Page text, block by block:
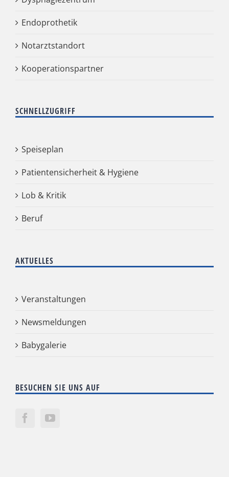
Endoprothetik
Notarztstandort
Kooperationspartner
SCHNELLZUGRIFF
Speiseplan
Patientensicherheit & Hygiene
Lob & Kritik
Beruf
AKTUELLES
Veranstaltungen
Newsmeldungen
Babygalerie
BESUCHEN SIE UNS AUF